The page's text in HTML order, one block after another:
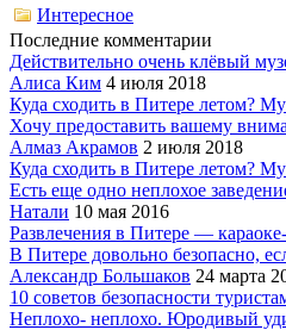
Интересное
Последние комментарии
Действительно очень клёвый
Алиса Ким 4 июля 2018
Куда сходить в Питере летом?
Хочу предоставить вашему
Алмаз Акрамов 2 июля 2018
Куда сходить в Питере летом?
Есть еще одно неплохое
Натали 10 мая 2016
Развлечения в Питере —
В Питере довольно безопасно,
Александр Большаков 24 марта
10 советов безопасности
Неплохо- неплохо. Юродивый